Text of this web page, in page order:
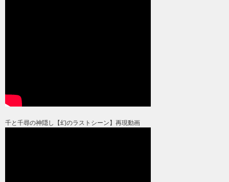
千と千尋の神隠し【幻のラストシーン】再現動画